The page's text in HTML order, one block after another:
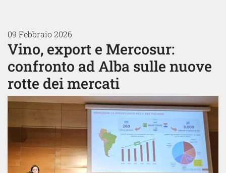
09 Febbraio 2026
Vino, export e Mercosur:
confronto ad Alba sulle nuove
rotte dei mercati